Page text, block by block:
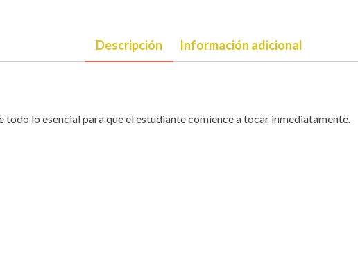
Descripción Información adicional
todo lo esencial para que el estudiante comience a tocar inmediatamente.